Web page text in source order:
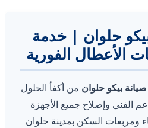
حلوان | خدمة
الأعطال الفورية
بيكو حلوان من أكفأ الحلول
الفني وإصلاح جميع الأجهزة
ومربعات السكن بمدينة حلوان